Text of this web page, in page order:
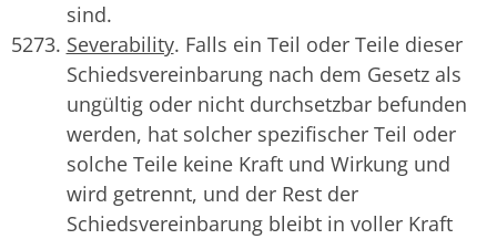
sind.
Severability. Falls ein Teil oder Teile dieser
Schiedsvereinbarung nach dem Gesetz als
ungültig oder nicht durchsetzbar befunden
werden, hat solcher spezifischer Teil oder
solche Teile keine Kraft und Wirkung und
wird getrennt, und der Rest der
Schiedsvereinbarung bleibt in voller Kraft